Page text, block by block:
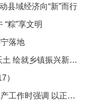
县域经济向“新”而行
“粽”享文明
落地
【喜迎党代会 奋进新征程】深耕三农沃土 绘就乡镇振兴新画卷
）
梁言顺在合肥市肥西县随机督导安全生产工作时强调 以正确政绩观抓实抓细安全生产各项工作 切实维护人民群众生命财产安全和社会稳定